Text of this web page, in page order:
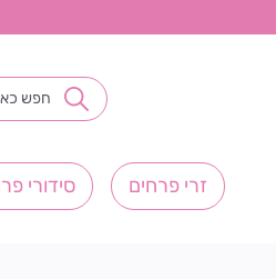
זרי פרחים סידורי